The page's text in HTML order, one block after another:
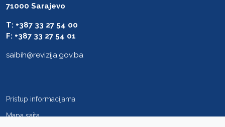
71000 Sarajevo
T: +387 33 27 54 00
F: +387 33 27 54 01
saibih@revizija.gov.ba
Pristup informacijama
Mapa sajta